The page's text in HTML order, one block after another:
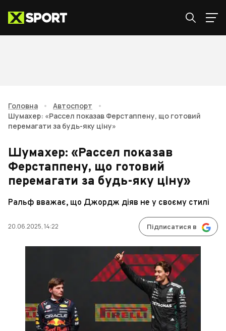
Головна • Автоспорт
•
Шумахер: «Рассел показав Ферстаппену, що готовий
перемагати за будь-яку ціну»
Шумахер: «Рассел показав
Ферстаппену, що готовий
перемагати за будь-яку ціну»
Ральф вважає, що Джордж діяв не у своєму стилі
20.06.2025, 14:22 Підписатися в